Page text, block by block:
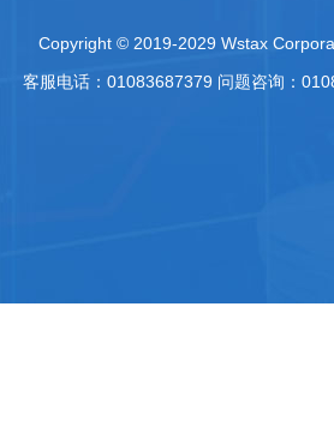
Copyright © 2019-2029 Wstax
客服电话：01083687379 问题咨询：